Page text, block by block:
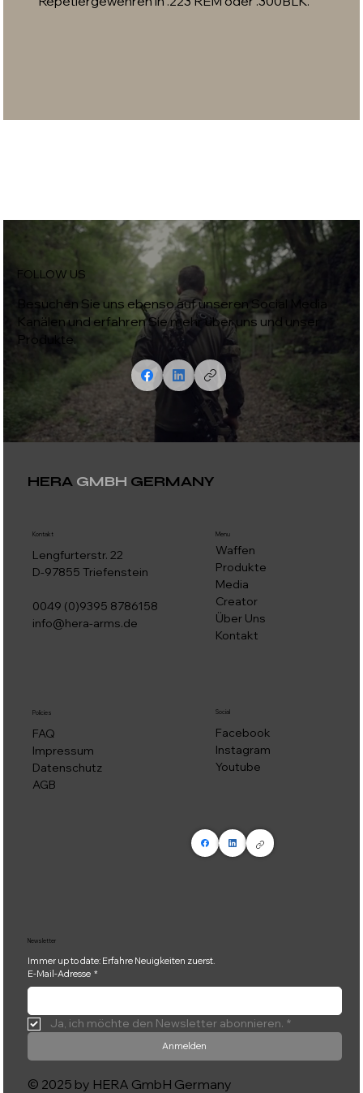
FOLLOW US
Besuchen Sie uns ebenso auf unseren Social Media
Kanälen und erfahren Sie mehr über uns und unser
Produkte.
HERA GMBH GERMANY
Menu
Waffen
Produkte
Media
Creator
Über Uns
Kontakt
Policies
FAQ
Impressum
Datenschutz
AGB
Kontakt
Lengfurterstr. 22
D-97855 Triefenstein
0049 (0)9395 8786158
info@hera-arms.de
Social
Facebook
Instagram
Youtube
Newsletter
Immer up to date: Erfahre Neuigkeiten zuerst.
E-Mail-Adresse *
Ja, ich möchte den Newsletter abonnieren. *
Anmelden
© 2025 by HERA GmbH Germany